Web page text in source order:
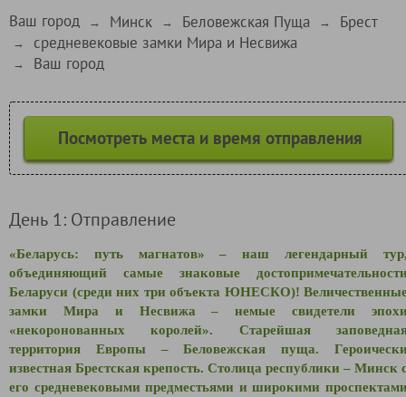
Ваш город → Минск → Беловежская Пуща → Брест
→ средневековые замки Мира и Несвижа
→ Ваш город
Посмотреть места и время отправления
День 1: Отправление
«Беларусь: путь магнатов» – наш легендарный
объединяющий самые знаковые
Беларуси (среди них три объекта ЮНЕСКО)!
замки Мира и Несвижа – немые свидетели
«некоронованных королей». Старейшая
территория Европы – Беловежская пуща.
известная Брестская крепость. Столица республики – Минск
его средневековыми предместьями и широкими